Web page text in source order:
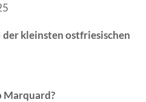
kleinsten ostfriesischen
Marquard?